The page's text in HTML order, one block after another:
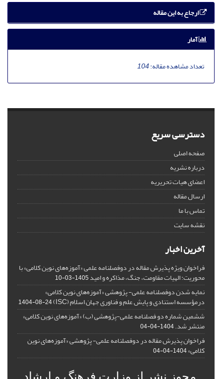
ارجاع به این مقاله
آمار
تعداد مشاهده مقاله:104
دسترسی سریع
صفحه اصلی
درباره نشریه
اعضای هیات تحریریه
ارسال مقاله
تماس با ما
نقشه سایت
آخرین اخبار
فراخوان ویژه پذیرش مقاله در دوفصلنامه علمی «آموزه‌های نوین کلامی» با
محوریت: الهیات مقاومت، جنگ، مذاکره و امید1405-03-10
نمایه شدن دوفصلنامه علمی- پژوهشی «آموزه‌های نوین کلامی»
درمؤسسه استنادی و پایش علم و فناوری جهان اسلام (ISC) 1404-08-24
ششمین شماره دو فصلنامه علمی-پژوهشی (ب) «آموزه‌های نوین کلامی»
منتشر شد.1404-04-04
فراخوان پذیرش مقاله در دوفصلنامه علمی- پژوهشی «آموزه‌های نوین
کلامی»1404-04-04
مجوز نشر از وزارت فرهنگ و ارشاد